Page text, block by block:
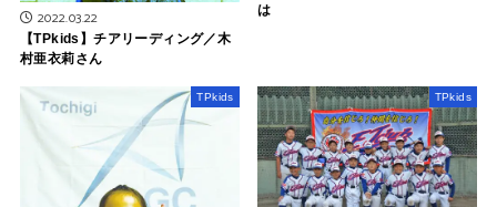
2022.03.22
【TPkids】チアリーディング／木
村亜衣莉さん
は
TPkids TPkids